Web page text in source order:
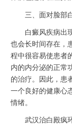
三、面对脸部白
白癜风疾病出现
也会长时间存在，
程中很容易使患者
内的内分泌的正常
的治疗。因此，患
一个良好的健康心
情绪。
武汉治白殿疯环